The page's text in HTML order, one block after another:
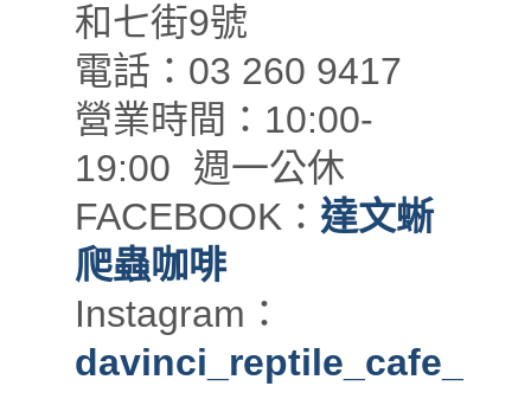
和七街9號
電話：03 260 9417
營業時間：10:00-
19:00 週一公休
FACEBOOK：達文蜥
爬蟲咖啡
Instagram：
davinci_reptile_cafe_